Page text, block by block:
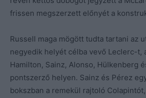
frissen megszerzett előnyét a
Russell maga mögött tudta tartani az
negyedik helyét célba vevő Leclerc-t,
Hamilton, Sainz, Alonso, Hülkenberg
pontszerző helyen. Sainz és Pérez
bokszban a remekül rajtoló Colapintót,